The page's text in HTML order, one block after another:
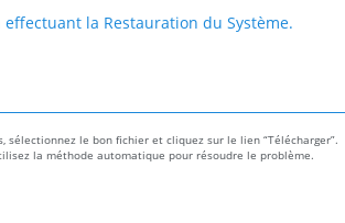
la Restauration du Système.
le bon fichier et cliquez sur le lien “Télécharger”.
la méthode automatique pour résoudre le problème.